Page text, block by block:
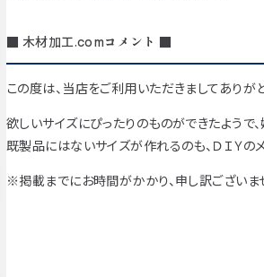
■ 木材加工.comコメント ■
この度は、当店をご利用いただきましてありが
欲しいサイズにぴったりのものができたようで、
既製品にはないサイズが作れるのも、ＤＩＹのメ
※掲載までにお時間がかかり、申し訳ございま